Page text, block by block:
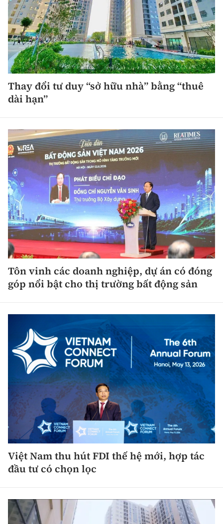
Thay đổi tư duy “sở hữu nhà” bằng “thuê
dài hạn”
Tôn vinh các doanh nghiệp, dự án có đóng
góp nổi bật cho thị trường bất động sản
Việt Nam thu hút FDI thế hệ mới, hợp tác
đầu tư có chọn lọc